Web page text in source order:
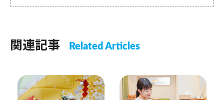
関連記事 Related Articles